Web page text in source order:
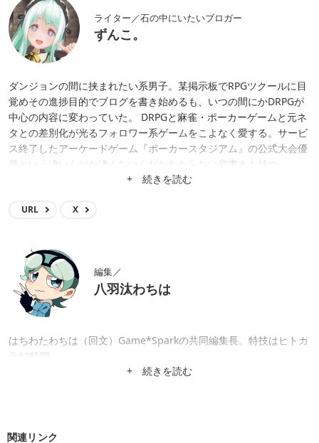
ライター／石の中にいたいブロガー
ずんこ。
ダンジョンの間に挟まれたい系男子。某掲示板でRPGツクールに目
覚めその進捗目的でブログを書き始めるも、いつの間にかDRPGが
中心の内容に変わっていた。 DRPGと麻雀・ポーカーゲームと元ネ
タとの差別化が光るフォロワー系ゲームをこよなく愛する。サービ
ス終了したアーケードゲーム『ポーカースタジアム』の公式大会優
勝という凄いんだか凄くないんだかわからない肩書きも持つ。
+ 続きを読む
URL X
編集／
八羽汰わちは
はちわたわちは（回文）Game*Sparkの共同編集長。特技はヒトカ
ラ12時間。
+ 続きを読む
関連リンク